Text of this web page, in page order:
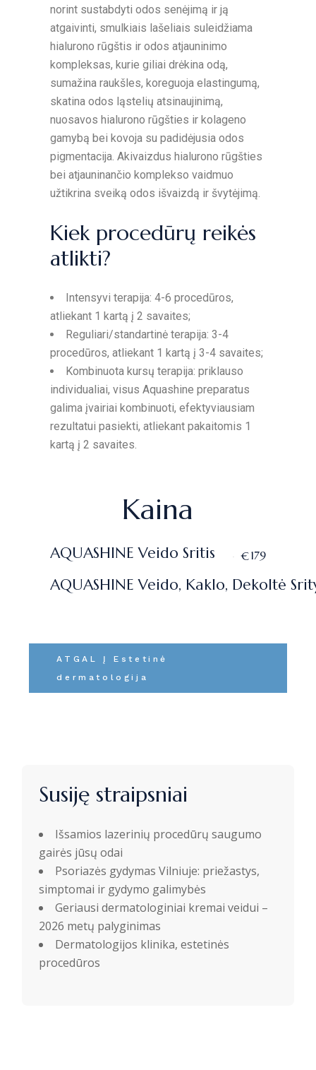
norint sustabdyti odos senėjimą ir ją
atgaivinti, smulkiais lašeliais suleidžiama
hialurono rūgštis ir odos atjauninimo
kompleksas, kurie giliai drėkina odą,
sumažina raukšles, koreguoja elastingumą,
skatina odos ląstelių atsinaujinimą,
nuosavos hialurono rūgšties ir kolageno
gamybą bei kovoja su padidėjusia odos
pigmentacija. Akivaizdus hialurono rūgšties
bei atjauninančio komplekso vaidmuo
užtikrina sveiką odos išvaizdą ir švytėjimą.
Kiek procedūrų reikės
atlikti?
Intensyvi terapija: 4-6 procedūros,
atliekant 1 kartą į 2 savaites;
Reguliari/standartinė terapija: 3-4
procedūros, atliekant 1 kartą į 3-4 savaites;
Kombinuota kursų terapija: priklauso
individualiai, visus Aquashine preparatus
galima įvairiai kombinuoti, efektyviausiam
rezultatui pasiekti, atliekant pakaitomis 1
kartą į 2 savaites.
Kaina
AQUASHINE Veido Sritis €179
AQUASHINE Veido, Kaklo, Dekoltė
ATGAL Į Estetinė
dermatologija
Susiję straipsniai
Išsamios lazerinių procedūrų saugumo
gairės jūsų odai
Psoriazės gydymas Vilniuje: priežastys,
simptomai ir gydymo galimybės
Geriausi dermatologiniai kremai veidui –
2026 metų palyginimas
Dermatologijos klinika, estetinės
procedūros